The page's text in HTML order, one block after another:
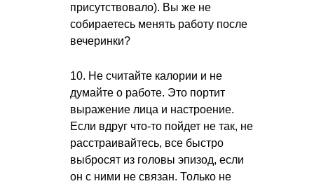
присутствовало). Вы же не
собираетесь менять работу после
вечеринки?
10. Не считайте калории и не
думайте о работе. Это портит
выражение лица и настроение.
Если вдруг что-то пойдет не так, не
расстраивайтесь, все быстро
выбросят из головы эпизод, если
он с ними не связан. Только не